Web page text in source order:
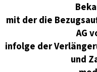
mit der die
AG
infolge der
und